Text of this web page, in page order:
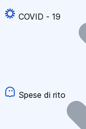
COVID - 19
Spese di rito